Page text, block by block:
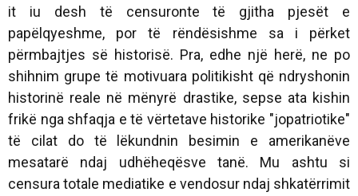
it iu desh të censuronte të gjitha pjesët e
papëlqyeshme, por të rëndësishme sa i përket
përmbajtjes së historisë. Pra, edhe një herë, ne po
shihnim grupe të motivuara politikisht që ndryshonin
historinë reale në mënyrë drastike, sepse ata kishin
frikë nga shfaqja e të vërtetave historike "jopatriotike"
të cilat do të lëkundnin besimin e amerikanëve
mesatarë ndaj udhëheqësve tanë. Mu ashtu si
censura totale mediatike e vendosur ndaj shkatërrimit